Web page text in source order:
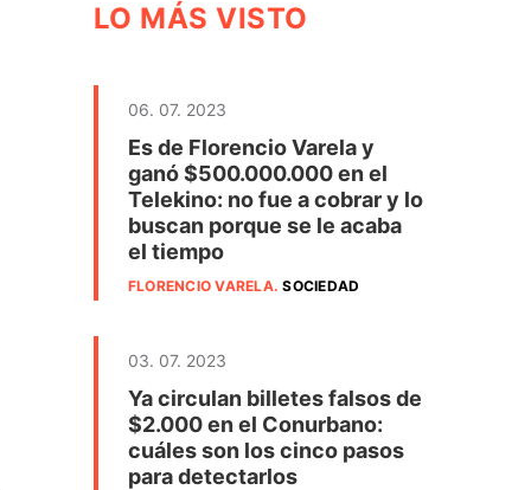
LO MÁS VISTO
06. 07. 2023
Es de Florencio Varela y
ganó $500.000.000 en el
Telekino: no fue a cobrar y lo
buscan porque se le acaba
el tiempo
FLORENCIO VARELA.SOCIEDAD
03. 07. 2023
Ya circulan billetes falsos de
$2.000 en el Conurbano:
cuáles son los cinco pasos
para detectarlos